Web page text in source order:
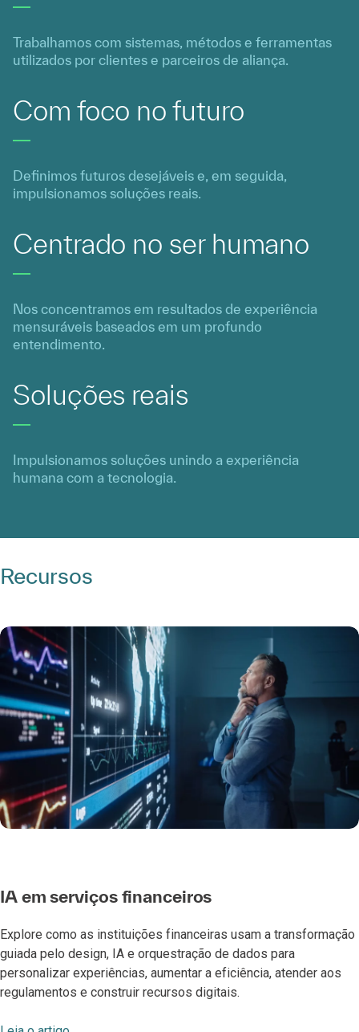
Trabalhamos com sistemas, métodos e ferramentas
utilizados por clientes e parceiros de aliança.
Com foco no futuro
Definimos futuros desejáveis e, em seguida,
impulsionamos soluções reais.
Centrado no ser humano
Nos concentramos em resultados de experiência
mensuráveis baseados em um profundo
entendimento.
Soluções reais
Impulsionamos soluções unindo a experiência
humana com a tecnologia.
Recursos
IA em serviços financeiros
Explore como as instituições financeiras usam a transformação
guiada pelo design, IA e orquestração de dados para
personalizar experiências, aumentar a eficiência, atender aos
regulamentos e construir recursos digitais.